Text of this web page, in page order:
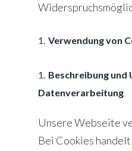
Verwendung von
Beschreibung und
Datenverarbeitung
Unsere Webseite
Bei Cookies handelt